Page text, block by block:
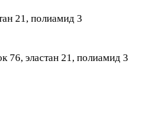
21, полиамид 3
76, эластан 21, полиамид 3